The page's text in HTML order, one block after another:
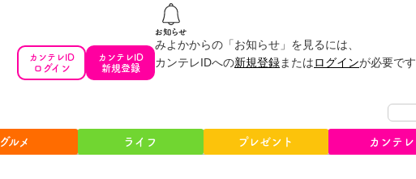
カンテレID
ログイン
カンテレID
新規登録
みよかからの「お知らせ」を見るには、
カンテレIDへの新規登録またはログインが必要です
グルメ ライフ プレゼント カンテレ